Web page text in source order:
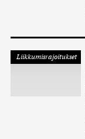
Liikkumisrajoitukset